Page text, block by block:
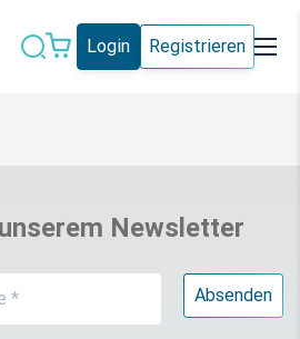
Login Registrieren
Social Media
Newsletter